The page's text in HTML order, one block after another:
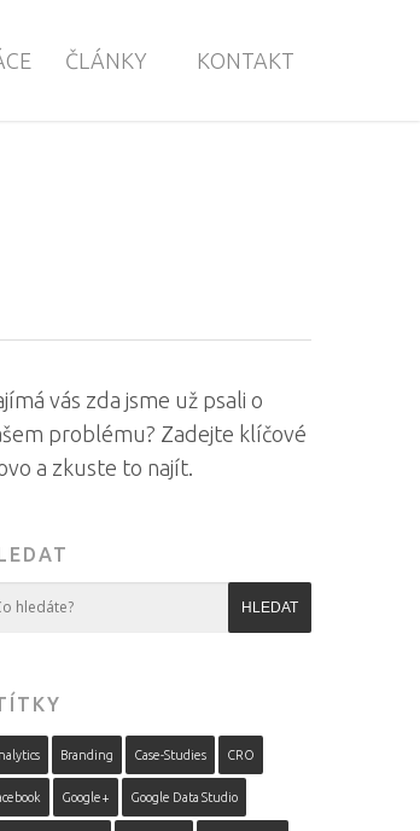
ČLÁNKY KONTAKT
vás zda jsme už psali o
problému? Zadejte klíčové
a zkuste to najít.
Branding Case-Studies CRO
Google+ Google Data Studio